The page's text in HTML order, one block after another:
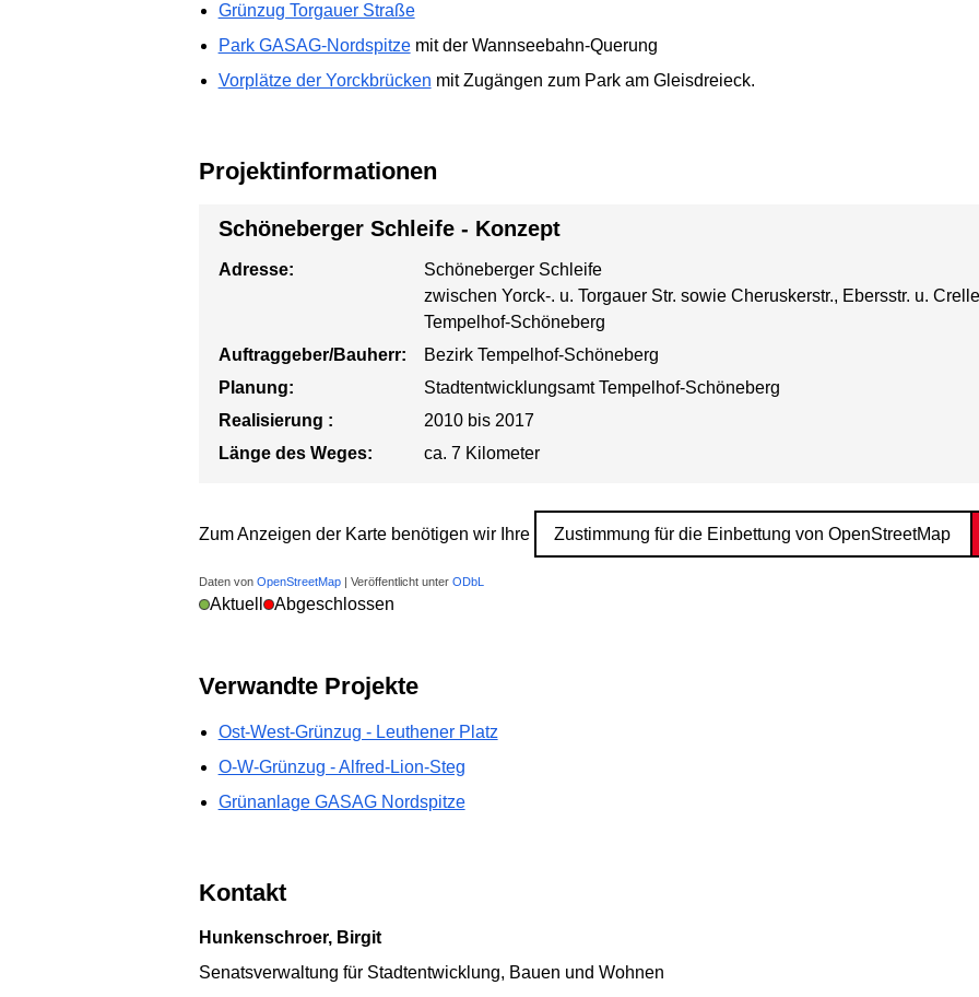
Grünzug Torgauer Straße
Park GASAG-Nordspitzemit der Wannseebahn-Querung
Vorplätze der Yorckbrücken mit Zugängen zum Park am Gleisdreieck.
Projektinformationen
Schöneberger Schleife - Konzept
Adresse:
Schöneberger Schleife
zwischen Yorck-. u. Torgauer Str. sowie Cheruskerstr., Ebersstr. u.
Tempelhof-Schöneberg
Auftraggeber/Bauherr:
Bezirk Tempelhof-Schöneberg
Planung:
Stadtentwicklungsamt Tempelhof-Schöneberg
Realisierung :
2010 bis 2017
Länge des Weges:
ca. 7 Kilometer
Zum Anzeigen der Karte benötigen wir Ihre Zustimmung für die Einbettung von OpenStreetMap
Daten von OpenStreetMap | Veröffentlicht unter ODbL
Aktuell Abgeschlossen
Verwandte Projekte
Ost-West-Grünzug - Leuthener Platz
O-W-Grünzug - Alfred-Lion-Steg
Grünanlage GASAG Nordspitze
Kontakt
Hunkenschroer, Birgit
Senatsverwaltung für Stadtentwicklung, Bauen und Wohnen